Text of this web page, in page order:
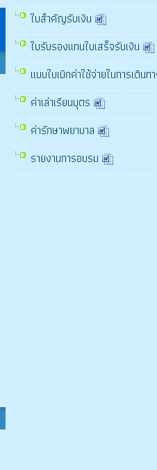
ใบสำคัญรับเงิน
ใบรับรองแทนใบเสร็จรับเงิน
แบบใบเบิกค่าใช้จ่ายในการเดินท
ค่าเล่าเรียนบุตร
ค่ารักษาพยาบาล
รายงานการอบรม